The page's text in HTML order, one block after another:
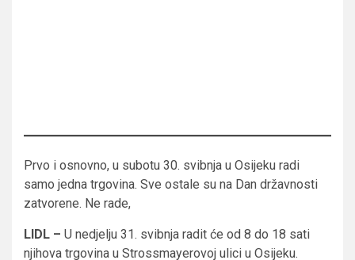
Prvo i osnovno, u subotu 30. svibnja u Osijeku radi
samo jedna trgovina. Sve ostale su na Dan državnosti
zatvorene. Ne rade,
LIDL – U nedjelju 31. svibnja radit će od 8 do 18 sati
njihova trgovina u Strossmayerovoj ulici u Osijeku.